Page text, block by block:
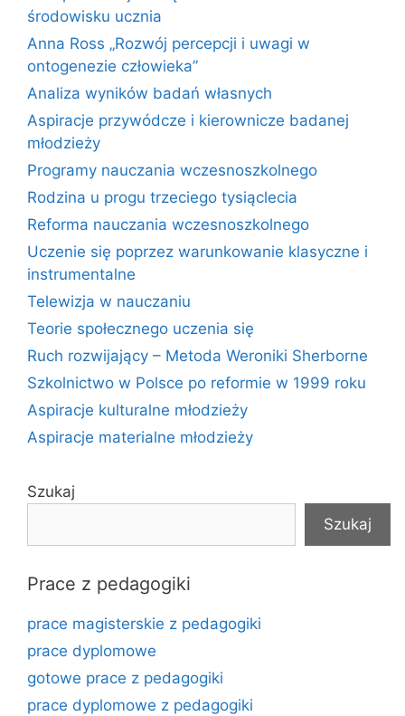
środowisku ucznia
Anna Ross „Rozwój percepcji i uwagi w
ontogenezie człowieka”
Analiza wyników badań własnych
Aspiracje przywódcze i kierownicze badanej
młodzieży
Programy nauczania wczesnoszkolnego
Rodzina u progu trzeciego tysiąclecia
Reforma nauczania wczesnoszkolnego
Uczenie się poprzez warunkowanie klasyczne i
instrumentalne
Telewizja w nauczaniu
Teorie społecznego uczenia się
Ruch rozwijający – Metoda Weroniki Sherborne
Szkolnictwo w Polsce po reformie w 1999 roku
Aspiracje kulturalne młodzieży
Aspiracje materialne młodzieży
Szukaj
Szukaj
Prace z pedagogiki
prace magisterskie z pedagogiki
prace dyplomowe
gotowe prace z pedagogiki
prace dyplomowe z pedagogiki